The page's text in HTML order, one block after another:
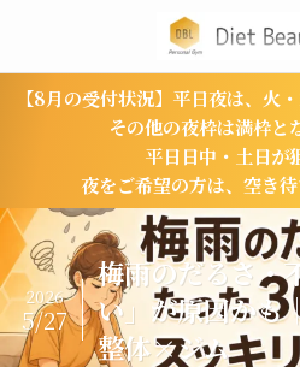
【8月の受付状況】平日夜は、火
その他の夜枠は満枠と
平日日中・土日が
夜をご希望の方は、空き待
梅雨のだるさ・
い」が原因かも
整体×ジム
2026
5/27